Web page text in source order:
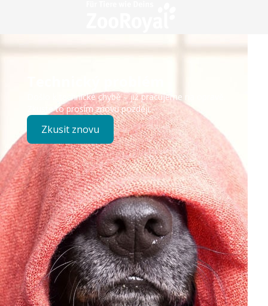
Došlo k technické chybě – již pracujeme na opravě.
Zkuste to prosím znovu později.
Zkusit znovu